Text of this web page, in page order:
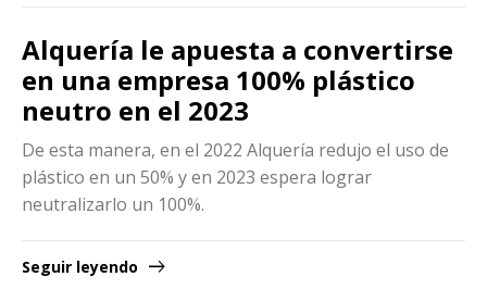
Alquería le apuesta a convertirse
en una empresa 100% plástico
neutro en el 2023
De esta manera, en el 2022 Alquería redujo el uso de
plástico en un 50% y en 2023 espera lograr
neutralizarlo un 100%.
Seguir leyendo